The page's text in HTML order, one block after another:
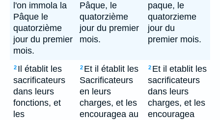
l'on immola la
Pâque le
quatorzième
jour du premier
mois.
Pâque, le
quatorzième
jour du premier
mois.
paque, le
quatorzieme
jour du
premier mois.
2 Il établit les
sacrificateurs
dans leurs
fonctions, et
les
2 Et il établit les
Sacrificateurs
en leurs
charges, et les
encouragea au
2 Et il etablit les
sacrificateurs
dans leurs
charges, et les
encouragea